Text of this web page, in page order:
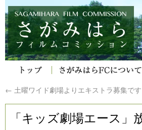
← 土曜ワイド劇場よりエキストラ募集です
「キッズ劇場エース」